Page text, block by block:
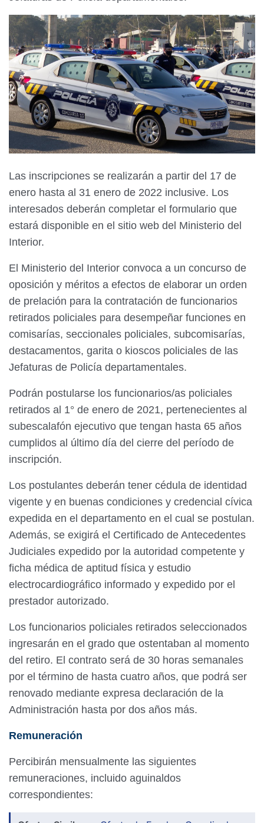
Las inscripciones se realizarán a partir del 17 de
enero hasta al 31 enero de 2022 inclusive. Los
interesados deberán completar el formulario que
estará disponible en el sitio web del Ministerio del
Interior.
El Ministerio del Interior convoca a un concurso de
oposición y méritos a efectos de elaborar un orden
de prelación para la contratación de funcionarios
retirados policiales para desempeñar funciones en
comisarías, seccionales policiales, subcomisarías,
destacamentos, garita o kioscos policiales de las
Jefaturas de Policía departamentales.
Podrán postularse los funcionarios/as policiales
retirados al 1° de enero de 2021, pertenecientes al
subescalafón ejecutivo que tengan hasta 65 años
cumplidos al último día del cierre del período de
inscripción.
Los postulantes deberán tener cédula de identidad
vigente y en buenas condiciones y credencial cívica
expedida en el departamento en el cual se postulan.
Además, se exigirá el Certificado de Antecedentes
Judiciales expedido por la autoridad competente y
ficha médica de aptitud física y estudio
electrocardiográfico informado y expedido por el
prestador autorizado.
Los funcionarios policiales retirados seleccionados
ingresarán en el grado que ostentaban al momento
del retiro. El contrato será de 30 horas semanales
por el término de hasta cuatro años, que podrá ser
renovado mediante expresa declaración de la
Administración hasta por dos años más.
Remuneración
Percibirán mensualmente las siguientes
remuneraciones, incluido aguinaldos
correspondientes: